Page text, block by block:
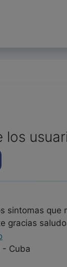
los
sintomas
gracias
- Cuba